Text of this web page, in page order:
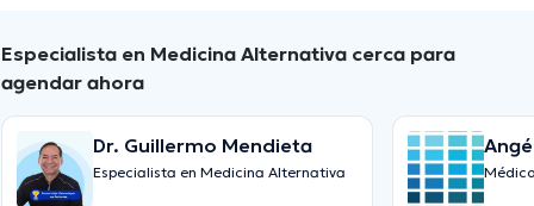
Especialista en Medicina Alternativa cerca para
agendar ahora
Dr. Guillermo Mendieta
Especialista en Medicina Alternativa